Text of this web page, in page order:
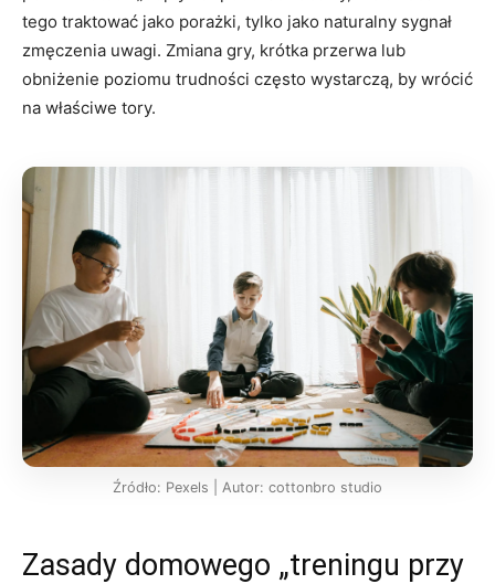
tego traktować jako porażki, tylko jako naturalny sygnał
zmęczenia uwagi. Zmiana gry, krótka przerwa lub
obniżenie poziomu trudności często wystarczą, by wrócić
na właściwe tory.
Źródło: Pexels | Autor: cottonbro studio
Zasady domowego „treningu przy